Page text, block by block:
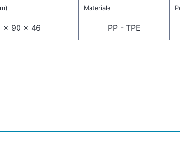
Materiale
x 90 x 46 PP - TPE